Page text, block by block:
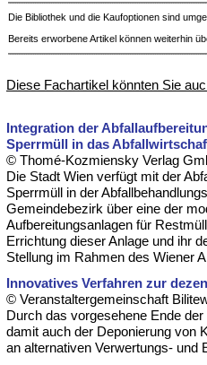
Die Bibliothek und die Kaufoptionen sind
Bereits erworbene Artikel können weiterhin
Diese Fachartikel könnten Sie
Integration der
Sperrmüll in das
© Thomé-Kozmiensky Verlag
Die Stadt Wien verfügt mit der
Sperrmüll in der
Gemeindebezirk über eine der
Aufbereitungsanlagen für
Errichtung dieser Anlage und ihr
Stellung im Rahmen des Wiener
Innovatives Verfahren zur
© Veranstaltergemeinschaft
Durch das vorgesehene Ende
damit auch der Deponierung von
an alternativen Verwertungs- und